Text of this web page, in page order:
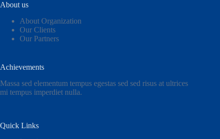
About us
About Organization
Our Clients
Our Partners
Achievements
Massa sed elementum tempus egestas sed sed risus at ultrices
mi tempus imperdiet nulla.
Quick Links